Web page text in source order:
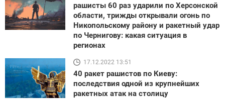
рашисты 60 раз ударили по Херсонской
области, трижды открывали огонь по
Никопольскому району и ракетный удар
по Чернигову: какая ситуация в
регионах
17.12.2022 13:51
40 ракет рашистов по Киеву:
последствия одной из крупнейших
ракетных атак на столицу